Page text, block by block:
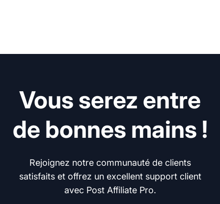
Vous serez entre
de bonnes mains !
Rejoignez notre communauté de clients
satisfaits et offrez un excellent support client
avec Post Affiliate Pro.